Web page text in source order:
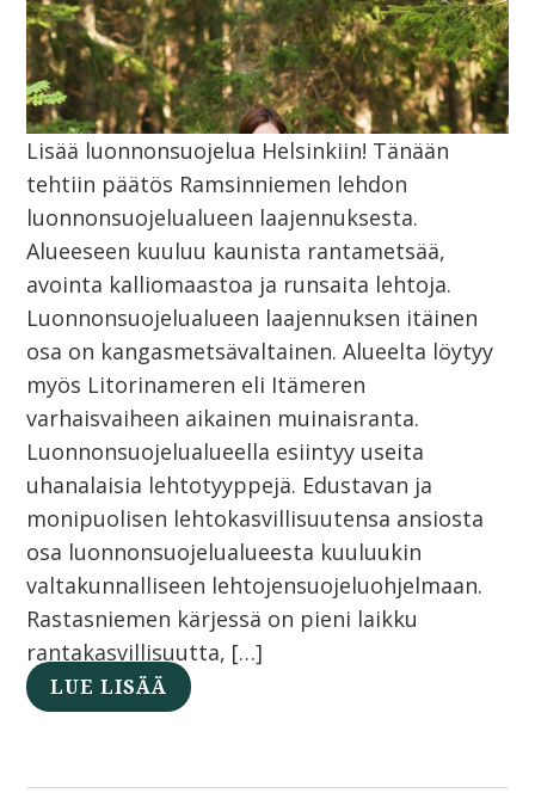
Lisää luonnonsuojelua Helsinkiin! Tänään
tehtiin päätös Ramsinniemen lehdon
luonnonsuojelualueen laajennuksesta.
Alueeseen kuuluu kaunista rantametsää,
avointa kalliomaastoa ja runsaita lehtoja.
Luonnonsuojelualueen laajennuksen itäinen
osa on kangasmetsävaltainen. Alueelta löytyy
myös Litorinameren eli Itämeren
varhaisvaiheen aikainen muinaisranta.
Luonnonsuojelualueella esiintyy useita
uhanalaisia lehtotyyppejä. Edustavan ja
monipuolisen lehtokasvillisuutensa ansiosta
osa luonnonsuojelualueesta kuuluukin
valtakunnalliseen lehtojensuojeluohjelmaan.
Rastasniemen kärjessä on pieni laikku
rantakasvillisuutta, […]
LUE LISÄÄ